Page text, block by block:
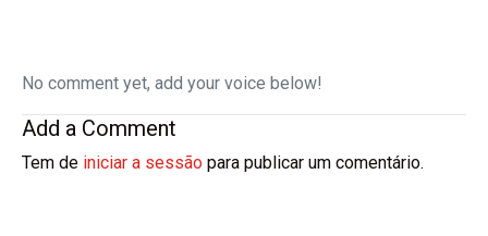
No comment yet, add your voice below!
Add a Comment
Tem de iniciar a sessão para publicar um comentário.